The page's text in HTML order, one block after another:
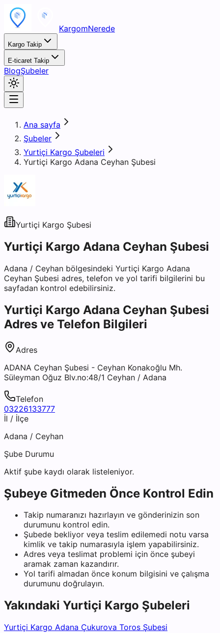
KargomNerede
Kargo Takip
E-ticaret Takip
BlogŞubeler
Ana sayfa
Şubeler
Yurtiçi Kargo Şubeleri
Yurtiçi Kargo Adana Ceyhan Şubesi
Yurtiçi Kargo Şubesi
Yurtiçi Kargo Adana Ceyhan Şubesi
Adana / Ceyhan bölgesindeki Yurtiçi Kargo Adana
Ceyhan Şubesi adres, telefon ve yol tarifi bilgilerini bu
sayfadan kontrol edebilirsiniz.
Yurtiçi Kargo Adana Ceyhan Şubesi
Adres ve Telefon Bilgileri
Adres
ADANA Ceyhan Şubesi - Ceyhan Konakoğlu Mh.
Süleyman Oğuz Blv.no:48/1 Ceyhan / Adana
Telefon
03226133777
İl / İlçe
Adana / Ceyhan
Şube Durumu
Aktif şube kaydı olarak listeleniyor.
Şubeye Gitmeden Önce Kontrol Edin
Takip numaranızı hazırlayın ve gönderinizin son
durumunu kontrol edin.
Şubede bekliyor veya teslim edilemedi notu varsa
kimlik ve takip numarasıyla işlem yapabilirsiniz.
Adres veya teslimat problemi için önce şubeyi
aramak zaman kazandırır.
Yol tarifi almadan önce konum bilgisini ve çalışma
durumunu doğrulayın.
Yakındaki Yurtiçi Kargo Şubeleri
Yurtiçi Kargo Adana Çukurova Toros Şubesi